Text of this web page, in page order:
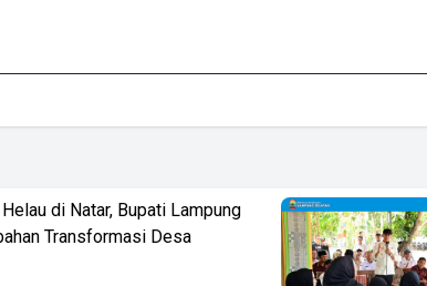
di Natar, Bupati Lampung
Transformasi Desa